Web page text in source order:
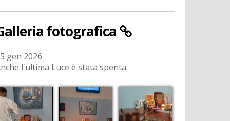
fotografica
gen 2026
l'ultima Luce è stata spenta.